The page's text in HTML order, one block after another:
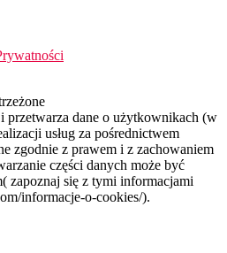
przetwarza dane o użytkownikach (w
usług za pośrednictwem
zgodnie z prawem i z zachowaniem
części danych może być
zapoznaj się z tymi informacjami
informacje-o-cookies/).